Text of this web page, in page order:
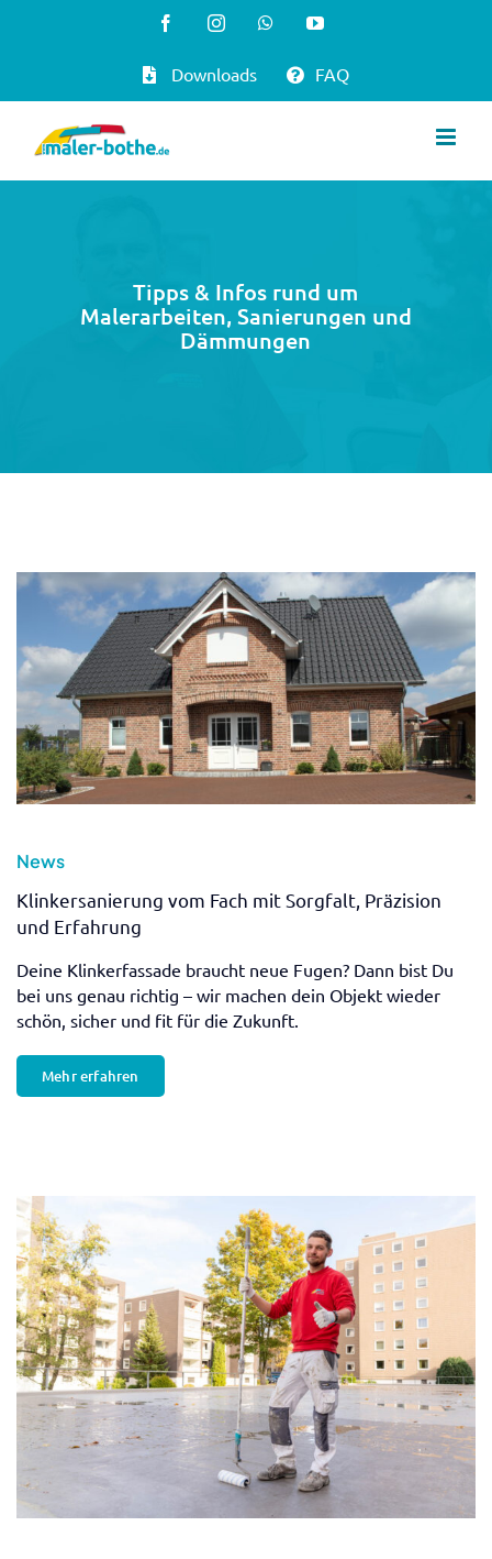
FacebookInstagramWhatsAppYouTube
Downloads FAQ
Tipps & Infos rund um
Malerarbeiten, Sanierungen und
Dämmungen
News
Klinkersanierung vom Fach mit Sorgfalt, Präzision
und Erfahrung
Deine Klinkerfassade braucht neue Fugen? Dann bist Du
bei uns genau richtig – wir machen dein Objekt wieder
schön, sicher und fit für die Zukunft.
Mehr erfahren